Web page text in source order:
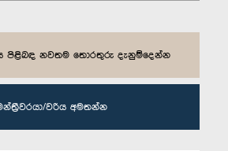
පිළිබඳ නවතම තොරතුරු දැනුම්දෙන්න
වරිය අමතන්න